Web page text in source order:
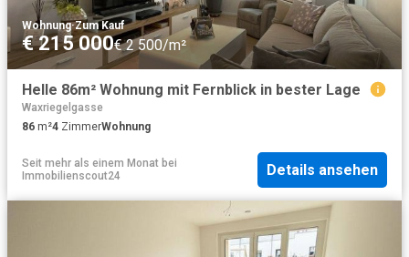
Wohnung·Zum Kauf
€ 215 000€ 2 500/m²
Helle 86m² Wohnung mit Fernblick in bester Lage
Waxriegelgasse
86 m²4 ZimmerWohnung
Seit mehr als einem Monat bei
Immobilienscout24
Details ansehen